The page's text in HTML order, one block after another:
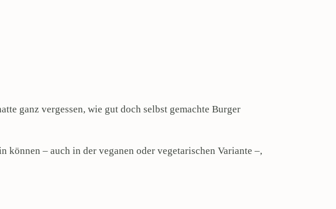
ganz vergessen, wie gut doch selbst gemachte Burger
– auch in der veganen oder vegetarischen Variante –,